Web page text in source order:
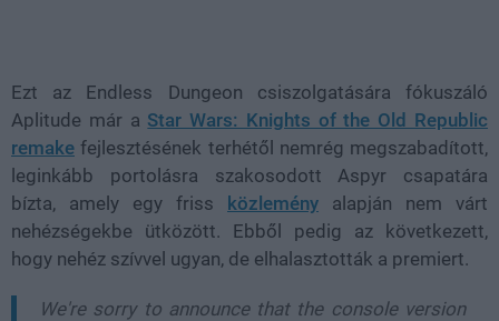
Ezt az Endless Dungeon csiszolgatására fókuszáló
Aplitude már a Star Wars: Knights of the Old Republic
remake fejlesztésének terhétől nemrég megszabadított,
leginkább portolásra szakosodott Aspyr csapatára
bízta, amely egy friss közlemény alapján nem várt
nehézségekbe ütközött. Ebből pedig az következett,
hogy nehéz szívvel ugyan, de elhalasztották a premiert.
We're sorry to announce that the console version